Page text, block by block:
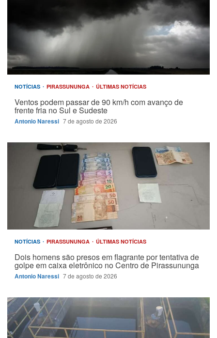
NOTÍCIAS PIRASSUNUNGA ÚLTIMAS NOTÍCIAS
Ventos podem passar de 90 km/h com avanço de
frente fria no Sul e Sudeste
Antonio Naressi 7 de agosto de 2026
NOTÍCIAS PIRASSUNUNGA ÚLTIMAS NOTÍCIAS
Dois homens são presos em flagrante por tentativa de
golpe em caixa eletrônico no Centro de Pirassununga
Antonio Naressi 7 de agosto de 2026